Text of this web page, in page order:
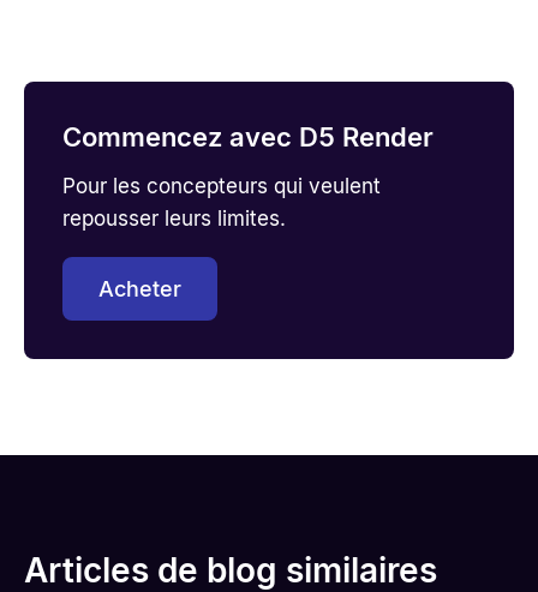
Commencez avec D5 Render
Pour les concepteurs qui veulent
repousser leurs limites.
Acheter
Articles de blog similaires